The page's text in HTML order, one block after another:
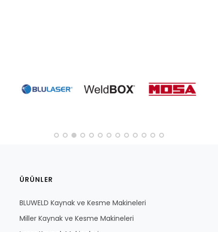
ÜRÜNLER
BLUWELD Kaynak ve Kesme Makineleri
Miller Kaynak ve Kesme Makineleri